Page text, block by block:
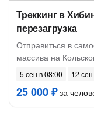
Треккинг в
перезагрузка
Отправиться в
массива на
5 сен в 08:00 12
25 000 ₽за